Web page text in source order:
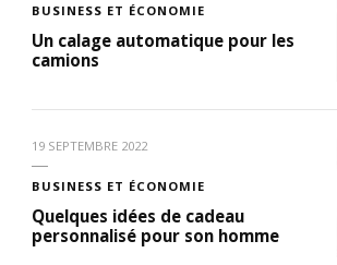
BUSINESS ET ÉCONOMIE
Un calage automatique pour les
camions
19 SEPTEMBRE 2022
BUSINESS ET ÉCONOMIE
Quelques idées de cadeau
personnalisé pour son homme